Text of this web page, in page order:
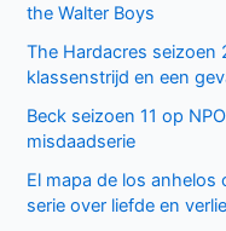
the Walter Boys
The Hardacres seizoen
klassenstrijd en een
Beck seizoen 11 op
misdaadserie
El mapa de los
serie over liefde en